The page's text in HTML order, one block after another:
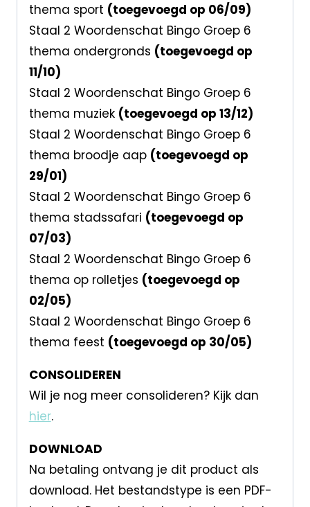
thema sport (toegevoegd op 06/09)
Staal 2 Woordenschat Bingo Groep 6
thema ondergronds (toegevoegd op
11/10)
Staal 2 Woordenschat Bingo Groep 6
thema muziek (toegevoegd op 13/12)
Staal 2 Woordenschat Bingo Groep 6
thema broodje aap (toegevoegd op
29/01)
Staal 2 Woordenschat Bingo Groep 6
thema stadssafari (toegevoegd op
07/03)
Staal 2 Woordenschat Bingo Groep 6
thema op rolletjes (toegevoegd op
02/05)
Staal 2 Woordenschat Bingo Groep 6
thema feest (toegevoegd op 30/05)
CONSOLIDEREN
Wil je nog meer consolideren? Kijk dan
hier.
DOWNLOAD
Na betaling ontvang je dit product als
download. Het bestandstype is een PDF-